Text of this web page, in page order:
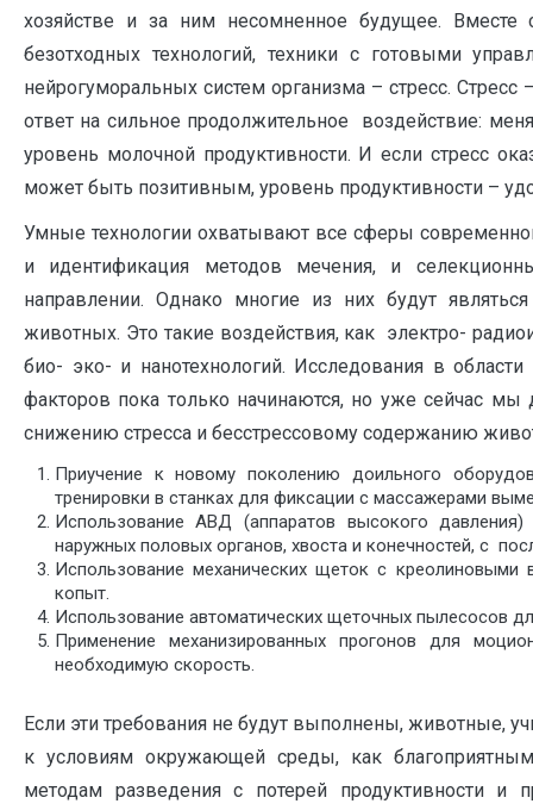
хозяйстве и за ним несомненное будущее. Вместе
безотходных технологий, техники с готовыми
нейрогуморальных систем организма – стресс.
ответ на сильное продолжительное воздействие:
уровень молочной продуктивности. И если стресс
может быть позитивным, уровень продуктивности –
Умные технологии охватывают все сферы
и идентификация методов мечения, и
направлении. Однако многие из них будут
животных. Это такие воздействия, как электро-
био- эко- и нанотехнологий. Исследования в области
факторов пока только начинаются, но уже сейчас
снижению стресса и бесстрессовому содержанию
Приучение к новому поколению доильного
тренировки в станках для фиксации с массажерами
Использование АВД (аппаратов высокого
наружных половых органов, хвоста и конечностей, с
Использование механических щеток с
копыт.
Использование автоматических щеточных пылесосов
Применение механизированных прогонов для
необходимую скорость.
Если эти требования не будут выполнены, животные,
к условиям окружающей среды, как
методам разведения с потерей продуктивности и